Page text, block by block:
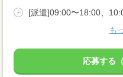
[派遣]09:00〜18:00、
も
応募する